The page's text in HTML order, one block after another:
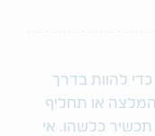
להוות בדרך
המלצה או תחליף
כלשהו. אי